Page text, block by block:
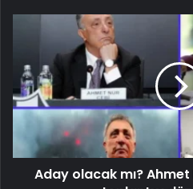
Aday olacak mı? Ahmet